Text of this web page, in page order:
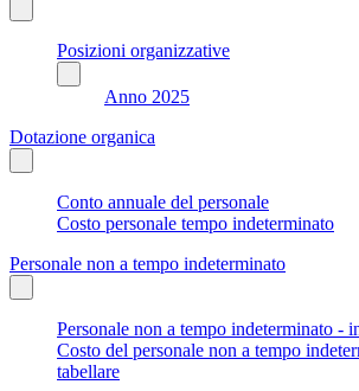
Posizioni organizzative
Anno 2025
Dotazione organica
Conto annuale del personale
Costo personale tempo indeterminato
Personale non a tempo indeterminato
Personale non a tempo indeterminato -
Costo del personale non a tempo
tabellare